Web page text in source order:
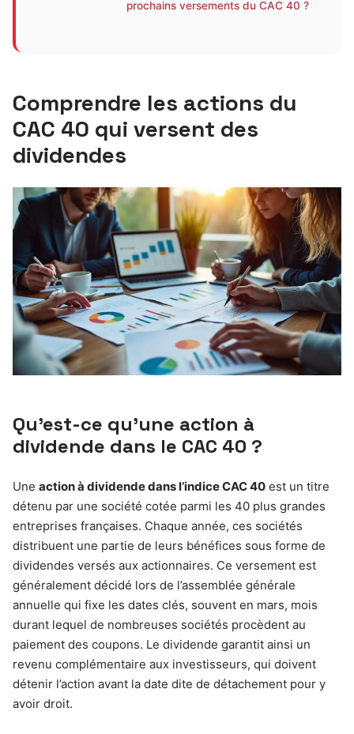
prochains versements du CAC 40 ?
Comprendre les actions du
CAC 40 qui versent des
dividendes
Qu’est-ce qu’une action à
dividende dans le CAC 40 ?
Une action à dividende dans l’indice CAC 40 est un titre
détenu par une société cotée parmi les 40 plus grandes
entreprises françaises. Chaque année, ces sociétés
distribuent une partie de leurs bénéfices sous forme de
dividendes versés aux actionnaires. Ce versement est
généralement décidé lors de l’assemblée générale
annuelle qui fixe les dates clés, souvent en mars, mois
durant lequel de nombreuses sociétés procèdent au
paiement des coupons. Le dividende garantit ainsi un
revenu complémentaire aux investisseurs, qui doivent
détenir l’action avant la date dite de détachement pour y
avoir droit.